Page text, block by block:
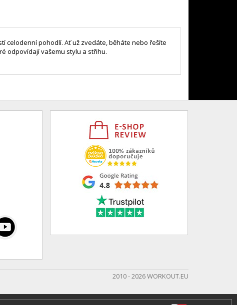
celodenní pohodlí. Ať už zvedáte, běháte nebo řešíte
odpovídají vašemu stylu a střihu.
2010 - 2026 WORKOUT.EU